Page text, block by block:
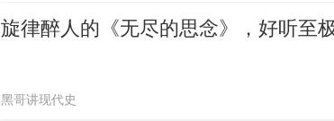
旋律醉人的《无尽的思念》，好听至
黑哥讲现代史